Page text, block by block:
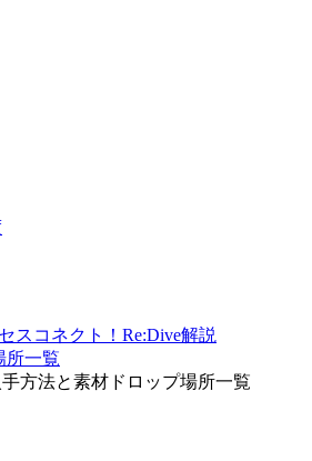
スコネクト！Re:Dive解説
所一覧
方法と素材ドロップ場所一覧